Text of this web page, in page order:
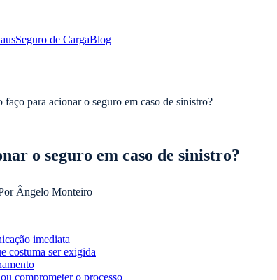
Seguro de CargaBlog
faço para acionar o seguro em caso de sinistro?
o seguro em caso de sinistro?
Ângelo Monteiro
imediata
costuma ser exigida
comprometer o processo